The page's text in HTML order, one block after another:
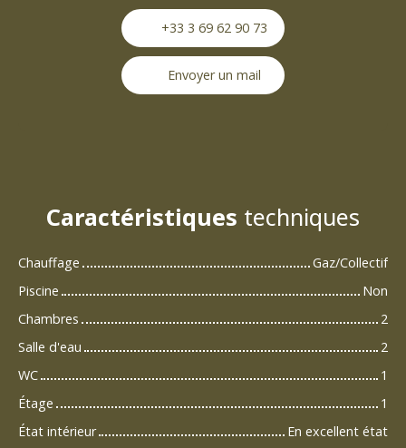
+33 3 69 62 90 73
Envoyer un mail
Caractéristiques techniques
Chauffage
Gaz/Collectif
Piscine
Non
Chambres
2
Salle d'eau
2
WC
1
Étage
1
État intérieur
En excellent état